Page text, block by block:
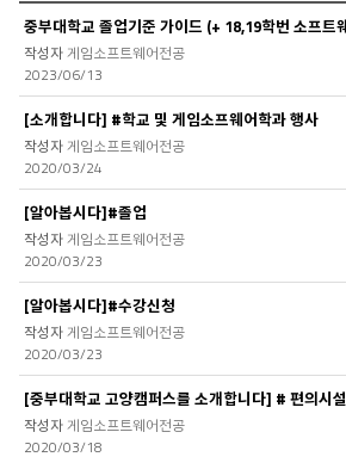
자
료
실
목
록
게임소프트웨어전공
2023/06/13
[소개합니다] #학교 및 게임소프웨어학과 행사
게임소프트웨어전공
2020/03/24
[알아봅시다]#졸업
게임소프트웨어전공
2020/03/23
[알아봅시다]#수강신청
게임소프트웨어전공
2020/03/23
[중부대학교 고양캠퍼스를 소개합니다] # 편의시설
게임소프트웨어전공
2020/03/18